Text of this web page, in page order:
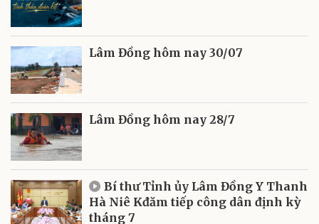
Lâm Đồng hôm nay 30/07
Lâm Đồng hôm nay 28/7
Bí thư Tỉnh ủy Lâm Đồng Y Thanh
Hà Niê Kđăm tiếp công dân định kỳ
tháng 7